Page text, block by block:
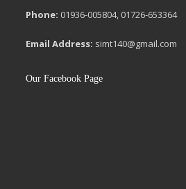
Phone: 01936-005804, 01726-653364
Email Address: simt140@gmail.com
Our Facebook Page